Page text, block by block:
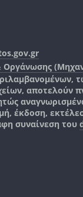
Οργάνωσης
αποτελούν
έκδοση,
συναίνεση του